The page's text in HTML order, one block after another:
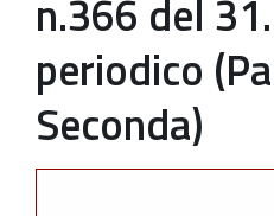
n.366 del
periodico
Seconda)